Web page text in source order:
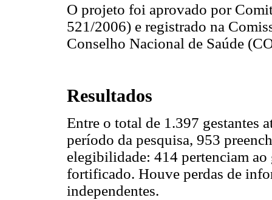
O projeto foi aprovado por
521/2006) e registrado na
Conselho Nacional de Saúde
Resultados
Entre o total de 1.397 gestantes
período da pesquisa, 953
elegibilidade: 414 pertenciam
fortificado. Houve perdas de
independentes.